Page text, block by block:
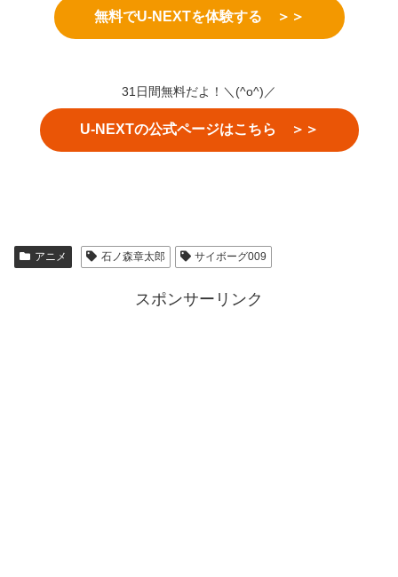
無料でU-NEXTを体験する ＞＞
31日間無料だよ！＼(^o^)／
U-NEXTの公式ページはこちら ＞＞
アニメ 石ノ森章太郎 サイボーグ009
スポンサーリンク